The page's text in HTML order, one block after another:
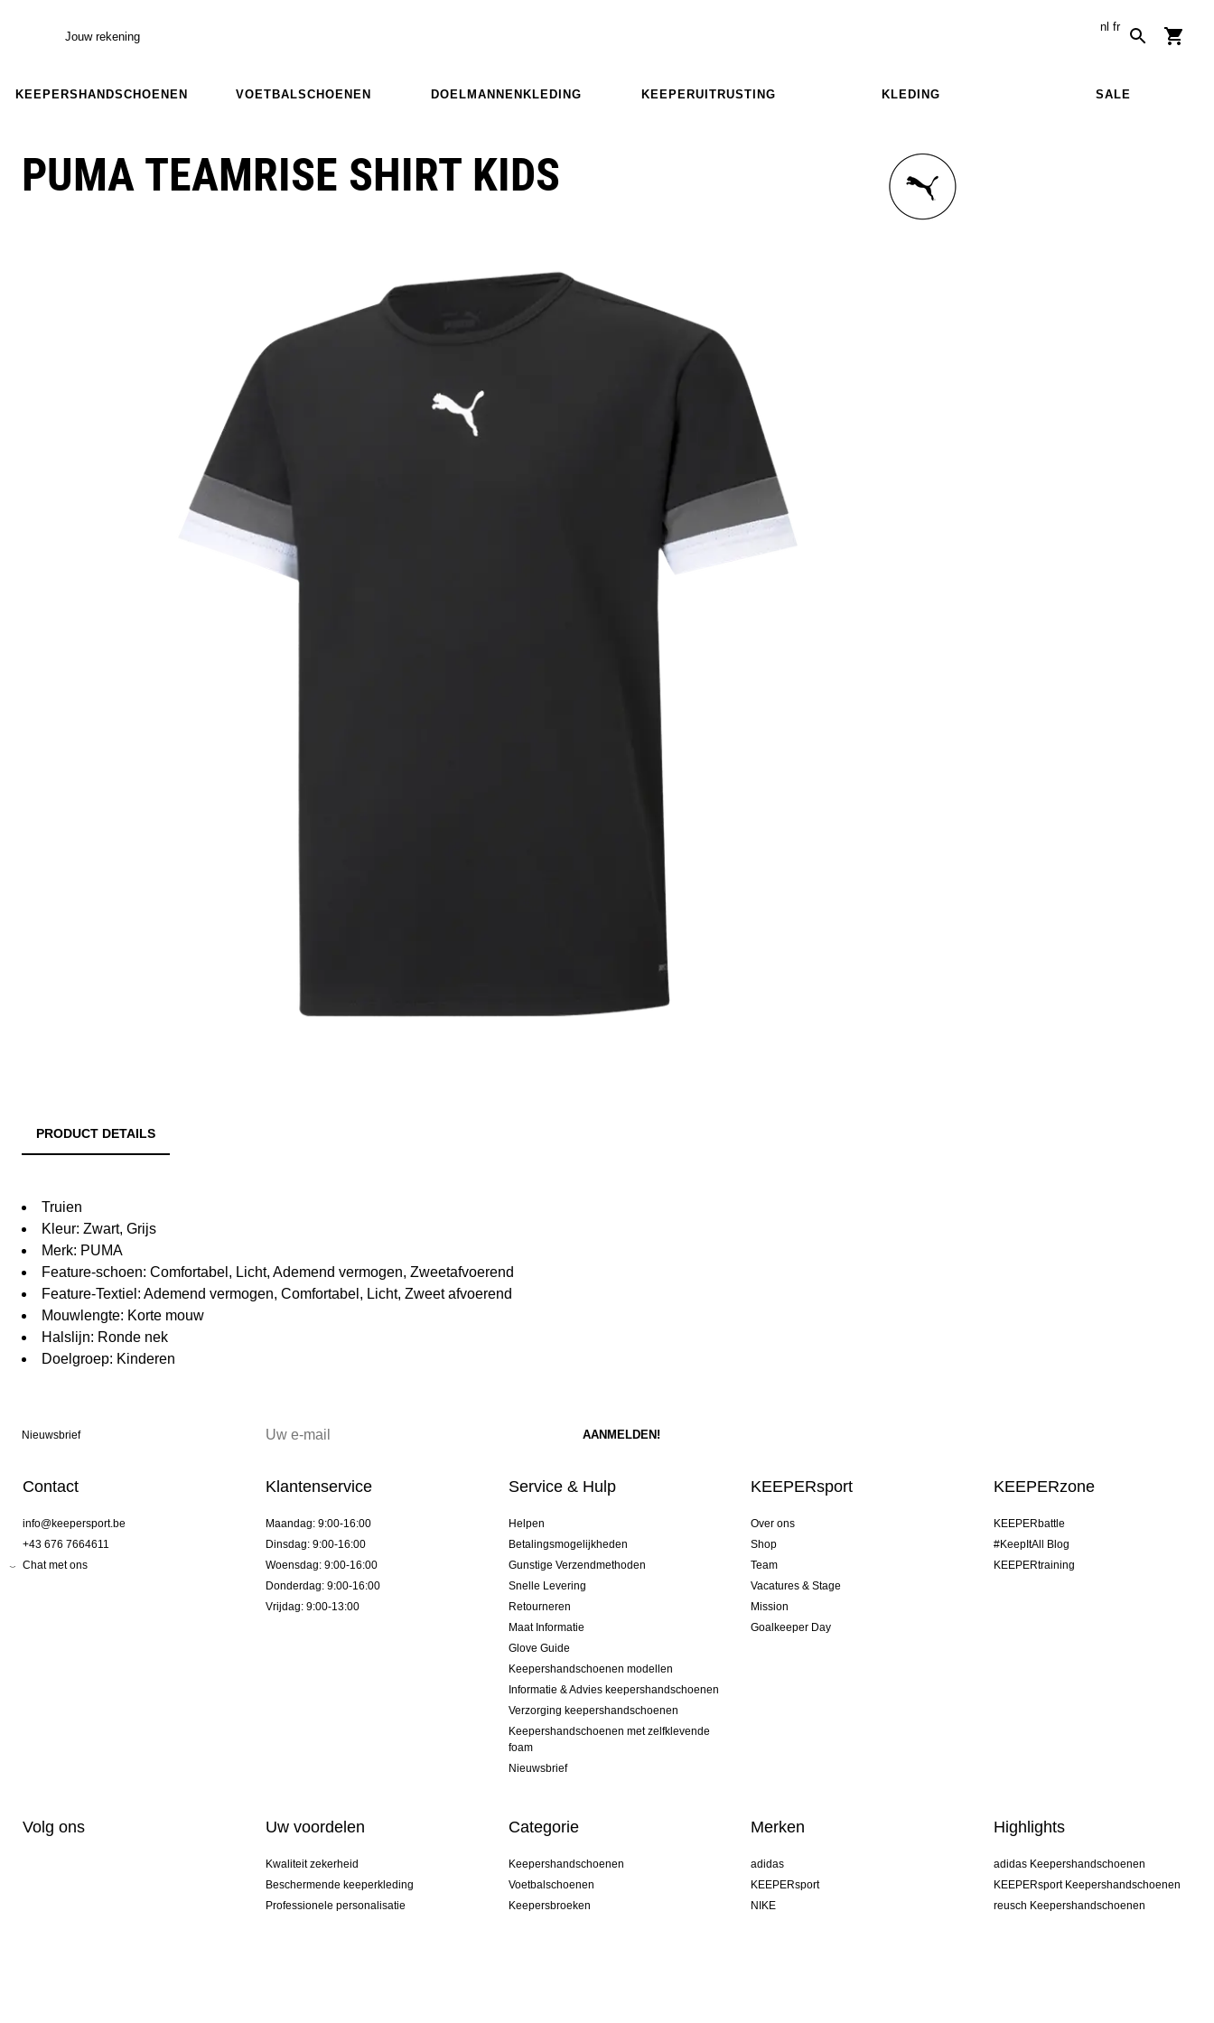
Jouw rekening
nl fr
KEEPERSHANDSCHOENEN VOETBALSCHOENEN DOELMANNENKLEDING KEEPERUITRUSTING KLEDING SALE
PUMA TEAMRISE SHIRT KIDS
PRODUCT DETAILS
Truien
Kleur: Zwart, Grijs
Merk: PUMA
Feature-schoen: Comfortabel, Licht, Ademend vermogen, Zweetafvoerend
Feature-Textiel: Ademend vermogen, Comfortabel, Licht, Zweet afvoerend
Mouwlengte: Korte mouw
Halslijn: Ronde nek
Doelgroep: Kinderen
Nieuwsbrief
Contact
info@keepersport.be
+43 676 7664611
Chat met ons
Klantenservice
Maandag: 9:00-16:00
Dinsdag: 9:00-16:00
Woensdag: 9:00-16:00
Donderdag: 9:00-16:00
Vrijdag: 9:00-13:00
Service & Hulp
Helpen
Betalingsmogelijkheden
Gunstige Verzendmethoden
Snelle Levering
Retourneren
Maat Informatie
Glove Guide
Keepershandschoenen modellen
Informatie & Advies keepershandschoenen
Verzorging keepershandschoenen
Keepershandschoenen met zelfklevende
foam
Nieuwsbrief
KEEPERsport
Over ons
Shop
Team
Vacatures & Stage
Mission
Goalkeeper Day
KEEPERzone
KEEPERbattle
#KeepItAll Blog
KEEPERtraining
Volg ons Uw voordelen
Kwaliteit zekerheid
Beschermende keeperkleding
Professionele personalisatie
Categorie
Keepershandschoenen
Voetbalschoenen
Keepersbroeken
Merken
adidas
KEEPERsport
NIKE
Highlights
adidas Keepershandschoenen
KEEPERsport Keepershandschoenen
reusch Keepershandschoenen